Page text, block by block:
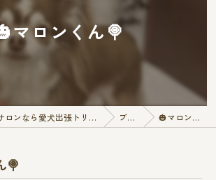
マロンくん🍭
三重県のペットサロンなら愛犬出張トリミング E-QunQun ブログ 🎃マロンくん🍭
🍭